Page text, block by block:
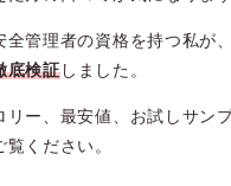
管理者の資格を持つ私が、
底検証しました。
リー、最安値、お試しサン
ください。